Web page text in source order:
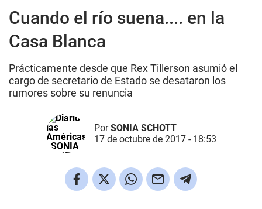
Cuando el río suena.... en la
Casa Blanca
Prácticamente desde que Rex Tillerson asumió el
cargo de secretario de Estado se desataron los
rumores sobre su renuncia
PorSONIA SCHOTT
17 de octubre de 2017 - 18:53